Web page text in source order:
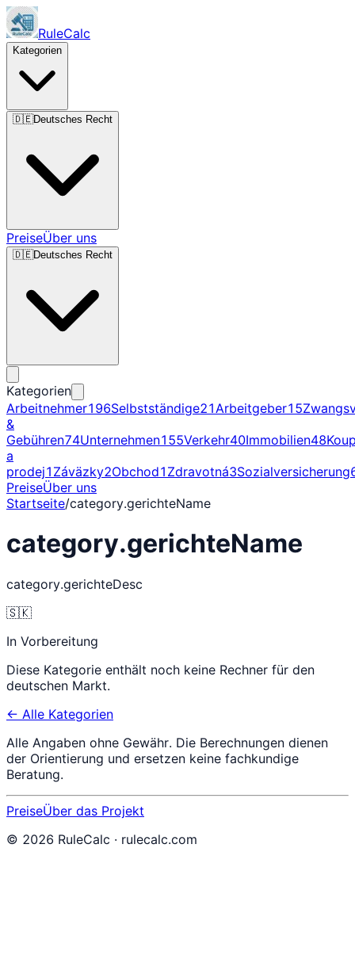
RuleCalc
Kategorien
🇩🇪Deutsches Recht
PreiseÜber uns
🇩🇪Deutsches Recht
Kategorien
Arbeitnehmer196Selbstständige21Arbeitgeber15
&
Gebühren74Unternehmen155Verkehr40Immobilien48
a
prodej1 Záväzky2Obchod1 Zdravotná3Sozialversicherung
PreiseÜber uns
Startseite/category.gerichteName
category.gerichteName
category.gerichteDesc
🇸🇰
In Vorbereitung
Diese Kategorie enthält noch keine Rechner für den
deutschen Markt.
← Alle Kategorien
Alle Angaben ohne Gewähr. Die Berechnungen dienen
der Orientierung und ersetzen keine fachkundige
Beratung.
PreiseÜber das Projekt
© 2026 RuleCalc · rulecalc.com